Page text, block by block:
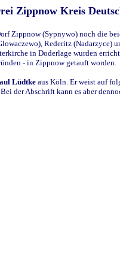
Zippnow Kreis
Zippnow (Sypnywo) noch die
Rederitz
in Doderlage wurden
- in Zippnow getauft worden.
Lüdtke aus Köln. Er weist auf
der Abschrift kann es aber